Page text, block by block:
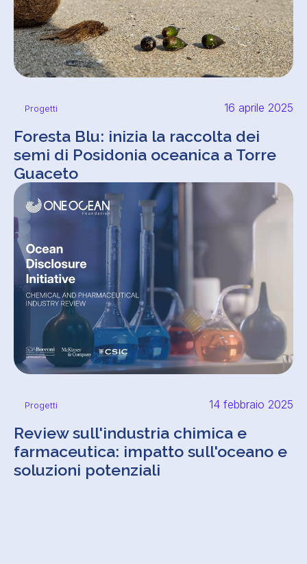
Progetti 16 aprile 2025
Foresta Blu: inizia la raccolta dei
semi di Posidonia oceanica a Torre
Guaceto
Progetti 14 febbraio 2025
Review sull'industria chimica e
farmaceutica: impatto sull'oceano e
soluzioni potenziali